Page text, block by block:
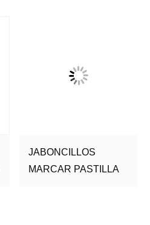
JABONCILLOS
MARCAR PASTILLA